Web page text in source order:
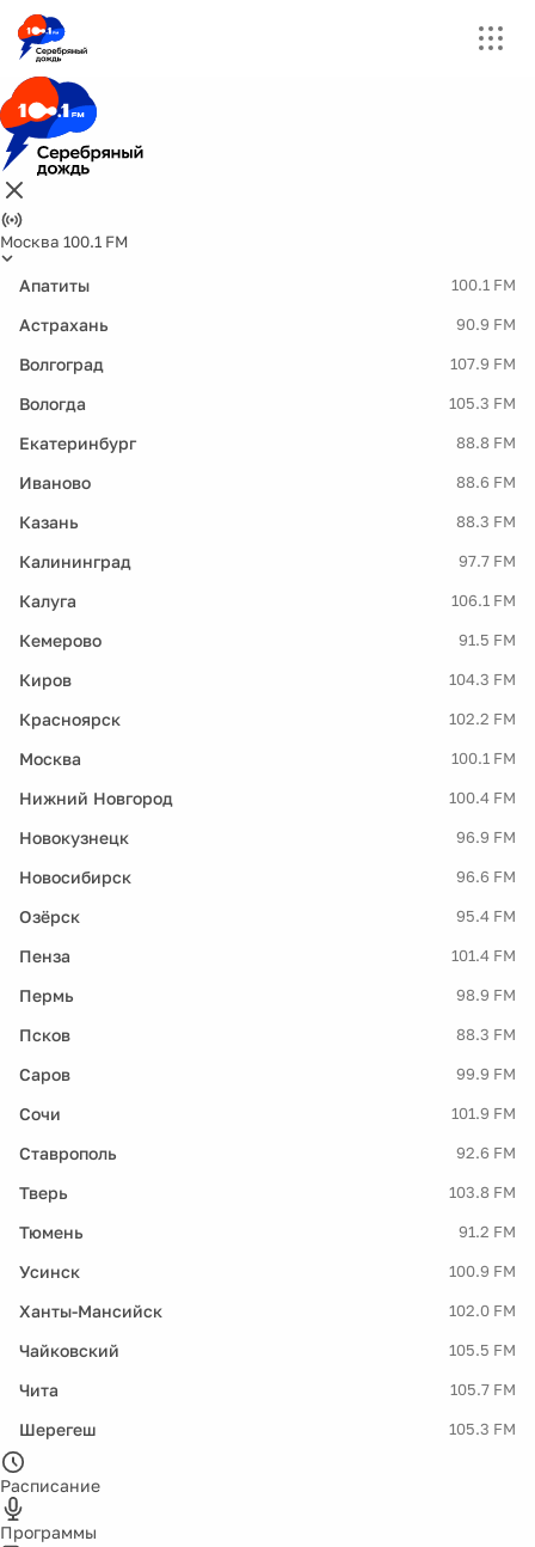
Москва 100.1 FM
Апатиты 100.1 FM
Астрахань 90.9 FM
Волгоград 107.9 FM
Вологда 105.3 FM
Екатеринбург 88.8 FM
Иваново 88.6 FM
Казань 88.3 FM
Калининград 97.7 FM
Калуга 106.1 FM
Кемерово 91.5 FM
Киров 104.3 FM
Красноярск 102.2 FM
Москва 100.1 FM
Нижний Новгород 100.4 FM
Новокузнецк 96.9 FM
Новосибирск 96.6 FM
Озёрск 95.4 FM
Пенза 101.4 FM
Пермь 98.9 FM
Псков 88.3 FM
Саров 99.9 FM
Сочи 101.9 FM
Ставрополь 92.6 FM
Тверь 103.8 FM
Тюмень 91.2 FM
Усинск 100.9 FM
Ханты-Мансийск 102.0 FM
Чайковский 105.5 FM
Чита 105.7 FM
Шерегеш 105.3 FM
Расписание
Программы